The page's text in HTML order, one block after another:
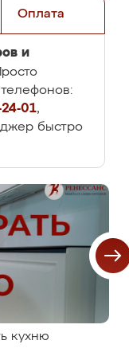
Оплата
и
01,
быстро
кухню